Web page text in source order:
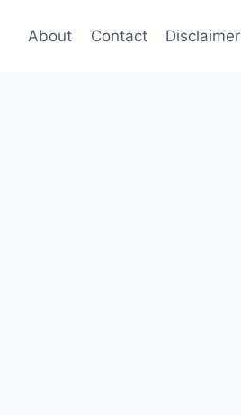
About Contact Disclaimer